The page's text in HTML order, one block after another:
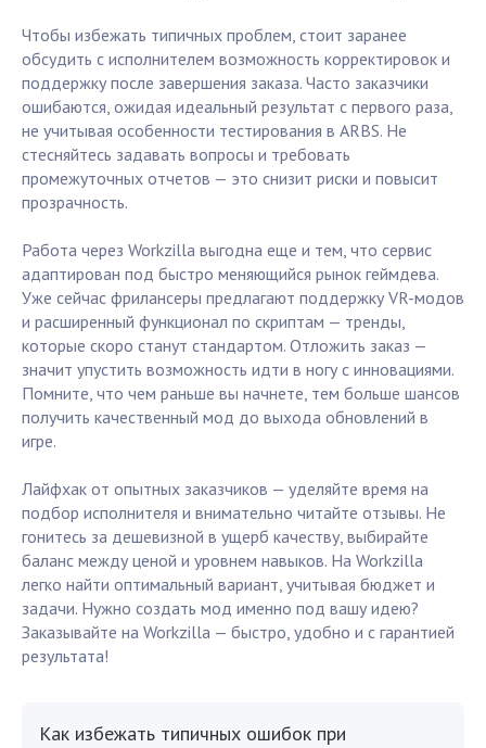
Чтобы избежать типичных проблем, стоит заранее
обсудить с исполнителем возможность корректировок и
поддержку после завершения заказа. Часто заказчики
ошибаются, ожидая идеальный результат с первого раза,
не учитывая особенности тестирования в ARBS. Не
стесняйтесь задавать вопросы и требовать
промежуточных отчетов — это снизит риски и повысит
прозрачность.
Работа через Workzilla выгодна еще и тем, что сервис
адаптирован под быстро меняющийся рынок геймдева.
Уже сейчас фрилансеры предлагают поддержку VR-модов
и расширенный функционал по скриптам — тренды,
которые скоро станут стандартом. Отложить заказ —
значит упустить возможность идти в ногу с инновациями.
Помните, что чем раньше вы начнете, тем больше шансов
получить качественный мод до выхода обновлений в
игре.
Лайфхак от опытных заказчиков — уделяйте время на
подбор исполнителя и внимательно читайте отзывы. Не
гонитесь за дешевизной в ущерб качеству, выбирайте
баланс между ценой и уровнем навыков. На Workzilla
легко найти оптимальный вариант, учитывая бюджет и
задачи. Нужно создать мод именно под вашу идею?
Заказывайте на Workzilla — быстро, удобно и с гарантией
результата!
Как избежать типичных ошибок при